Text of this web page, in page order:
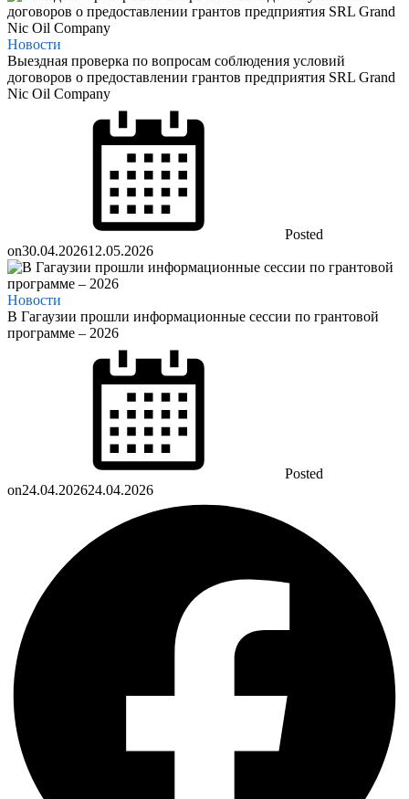
Новости
Выездная проверка по вопросам соблюдения условий
договоров о предоставлении грантов предприятия SRL Grand
Nic Oil Company
Posted
on30.04.202612.05.2026
Новости
В Гагаузии прошли информационные сессии по грантовой
программе – 2026
Posted
on24.04.202624.04.2026